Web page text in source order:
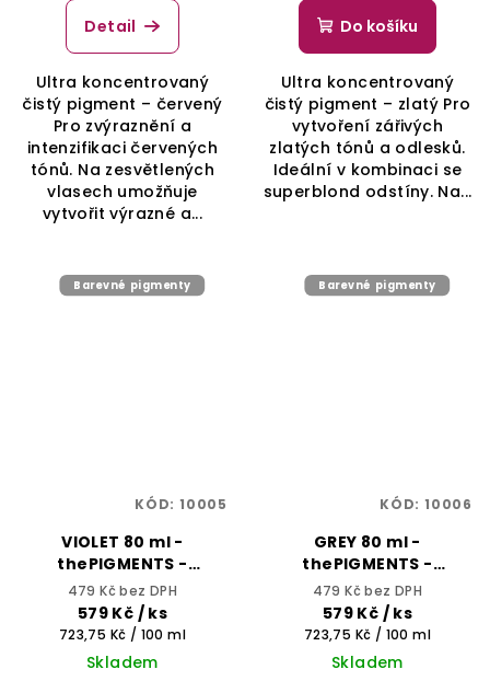
Detail
Ultra koncentrovaný
čistý pigment – červený
Pro zvýraznění a
intenzifikaci červených
tónů. Na zesvětlených
vlasech umožňuje
vytvořit výrazné a...
Do košíku
Ultra koncentrovaný
čistý pigment – zlatý Pro
vytvoření zářivých
zlatých tónů a odlesků.
Ideální v kombinaci se
superblond odstíny. Na...
Barevné pigmenty
VIOLET 80 ml -
thePIGMENTS -
SELECTIVE
PROFESSIONAL
479 Kč bez DPH
579 Kč / ks
Měrná
cena:
723,75 Kč / 100 ml
Skladem
KÓD: 10005
Barevné pigmenty
GREY 80 ml -
thePIGMENTS -
SELECTIVE
PROFESSIONAL
479 Kč bez DPH
579 Kč / ks
Měrná
cena:
723,75 Kč / 100 ml
Skladem
KÓD: 10006